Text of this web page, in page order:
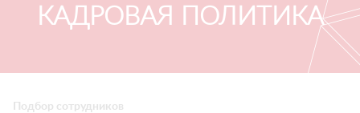
КАДРОВАЯ ПОЛИТИКА
Подбор сотрудников